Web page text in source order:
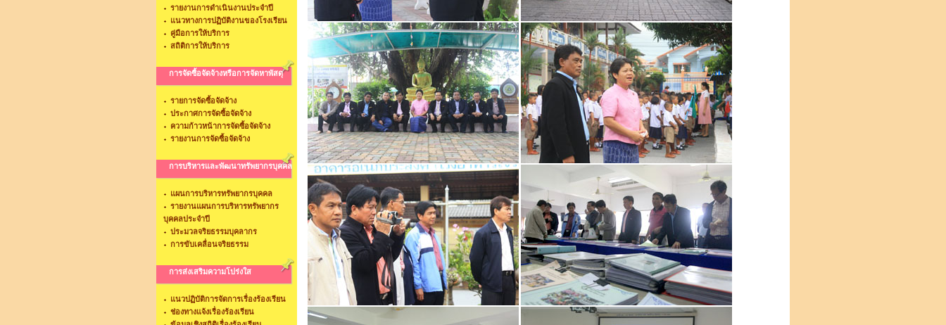
รายงานการดำเนินงานประจำปี
แนวทางการปฏิบัติงานของโรงเรียน
คู่มือการให้บริการ
สถิติการให้บริการ
การจัดซื้อจัดจ้างหรือการจัดหาพัสดุ
รายการจัดซื้อจัดจ้าง
ประกาศการจัดซื้อจัดจ้าง
ความก้าวหน้าการจัดซื้อจัดจ้าง
รายงานการจัดซื้อจัดจ้าง
การบริหารและพัฒนาทรัพยากรบุคคล
แผนการบริหารทรัพยากรบุคคล
รายงานแผนการบริหารทรัพยากร
บุคคลประจำปี
ประมวลจริยธรรมบุคลากร
การขับเคลื่อนจริยธรรม
การส่งเสริมความโปร่งใส
แนวปฏิบัติการจัดการเรื่องร้องเรียน
ช่องทางแจ้งเรื่องร้องเรียน